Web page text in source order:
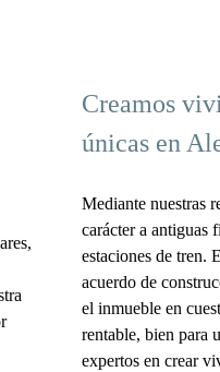
Creamos
únicas en
Mediante nuestras
carácter a antiguas
estaciones de tren.
acuerdo de
el inmueble en
rentable, bien para
expertos en crear